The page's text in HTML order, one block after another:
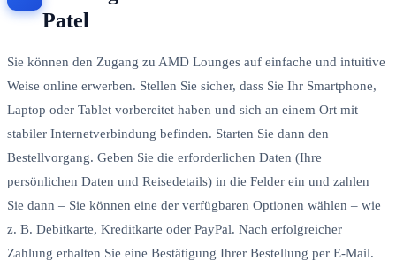
Patel
Sie können den Zugang zu AMD Lounges auf einfache und intuitive
Weise online erwerben. Stellen Sie sicher, dass Sie Ihr Smartphone,
Laptop oder Tablet vorbereitet haben und sich an einem Ort mit
stabiler Internetverbindung befinden. Starten Sie dann den
Bestellvorgang. Geben Sie die erforderlichen Daten (Ihre
persönlichen Daten und Reisedetails) in die Felder ein und zahlen
Sie dann – Sie können eine der verfügbaren Optionen wählen – wie
z. B. Debitkarte, Kreditkarte oder PayPal. Nach erfolgreicher
Zahlung erhalten Sie eine Bestätigung Ihrer Bestellung per E-Mail.